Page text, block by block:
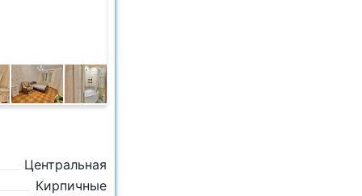
Центральная
Кирпичные